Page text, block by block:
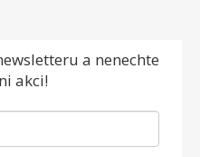
a nenechte
akci!